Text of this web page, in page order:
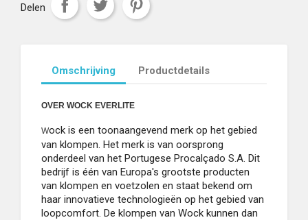
Delen
Omschrijving Productdetails
OVER WOCK EVERLITE
Wock is een toonaangevend merk op het gebied
van klompen. Het merk is van oorsprong
onderdeel van het Portugese Procalçado S.A. Dit
bedrijf is één van Europa's grootste producten
van klompen en voetzolen en staat bekend om
haar innovatieve technologieën op het gebied van
loopcomfort. De klompen van Wock kunnen dan